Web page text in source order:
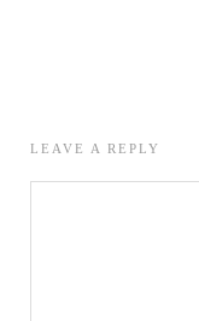
LEAVE A REPLY